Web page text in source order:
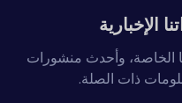
الإخبارية
وأحدث منشورات
ذات الصلة.